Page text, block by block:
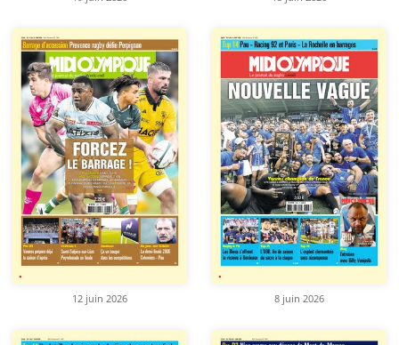
12 juin 2026 8 juin 2026